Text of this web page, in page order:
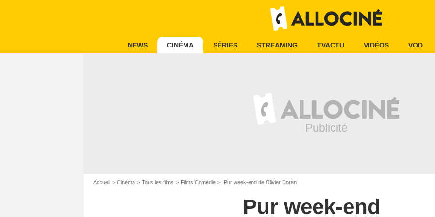
NEWS CINÉMA SÉRIES STREAMING TVACTU VIDÉOS VOD
Accueil Cinéma Tous les films Films Comédie Pur week-end de Olivier Doran
Pur week-end